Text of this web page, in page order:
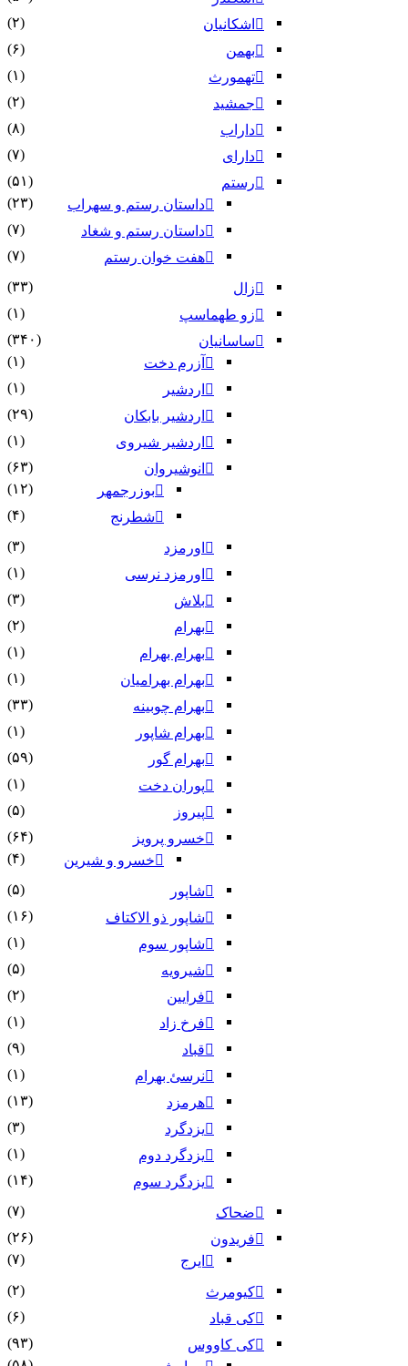
اشکانیان
(۲)
بهمن
(۶)
تهمورث
(۱)
جمشید
(۲)
داراب
(۸)
دارای
(۷)
رستم
(۵۱)
داستان رستم و سهراب
(۲۳)
داستان رستم و شغاد
(۷)
هفت خوان رستم‏
(۷)
زال
(۳۳)
زو طهماسپ‏
(۱)
ساسانیان
(۳۴۰)
آزرم دخت
(۱)
اردشیر
(۱)
اردشیر بابکان
(۲۹)
اردشیر شیروی
(۱)
انوشیروان
(۶۳)
بوزرجمهر
(۱۲)
شطرنج
(۴)
اورمزد
(۳)
اورمزد نرسى‏
(۱)
بلاش
(۳)
بهرام
(۲)
بهرام بهرام
(۱)
بهرام بهرامیان‏
(۱)
بهرام چوبینه
(۳۳)
بهرام شاپور
(۱)
بهرام گور
(۵۹)
پوران دخت
(۱)
پیروز
(۵)
خسرو پرویز
(۶۴)
خسرو و شیرین
(۴)
شاپور
(۵)
شاپور ذو الاکتاف
(۱۶)
شاپور سوم‏
(۱)
شیرویه
(۵)
فرایین
(۲)
فرخ زاد
(۱)
قباد
(۹)
نرسئ بهرام‏
(۱)
هرمزد
(۱۳)
یزدگرد
(۳)
یزدگرد دوم
(۱)
یزدگرد سوم
(۱۴)
ضحاک
(۷)
فریدون
(۲۶)
ایرج
(۷)
کیومرث
(۲)
کی قباد
(۶)
کی کاووس
(۹۳)